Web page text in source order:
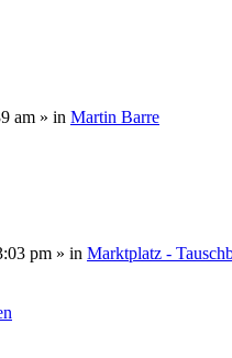
am » in Martin Barre
pm » in Marktplatz -